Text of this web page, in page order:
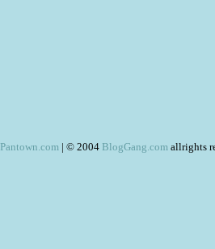
Pantown.com | © 2004 BlogGang.com allrights